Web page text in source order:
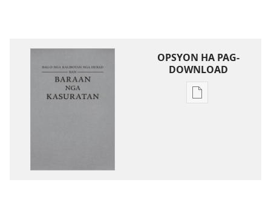
OPSYON HA PAG-
DOWNLOAD
Opsyon